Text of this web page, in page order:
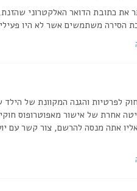
את כתובת הדואר האלקטרוני
הסירה משתמשים אשר לא היו